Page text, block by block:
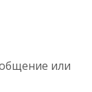
или